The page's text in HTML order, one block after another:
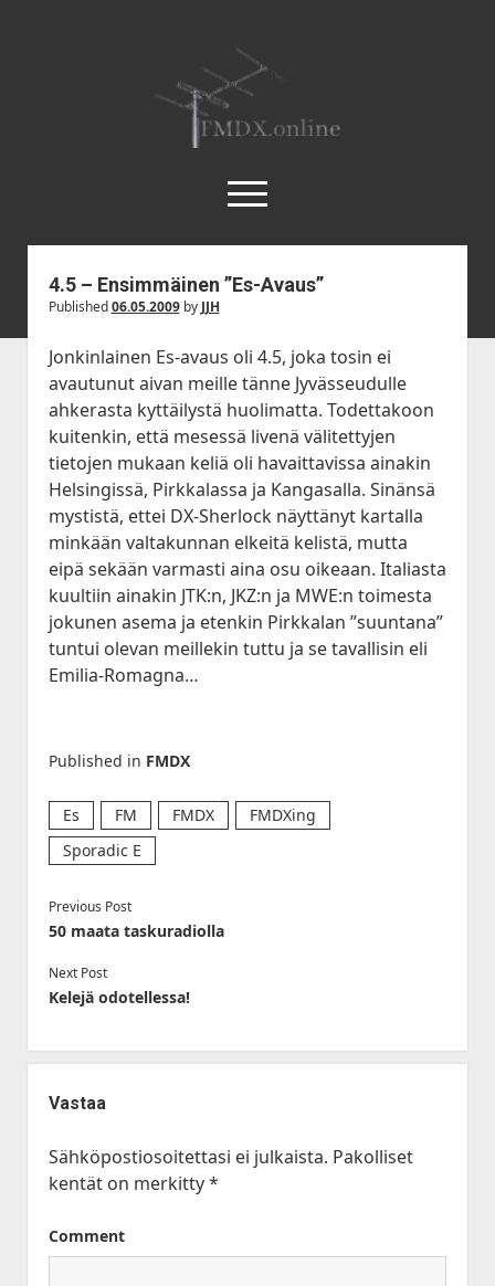
FMDX.online
open
twitterfacebookinstagramjanne@heinikangas.info
discordwhatsapp
Asemalistat
Kausikatsaukset
open
dropdown
menu
Kesä 2018
Kesä 2017
Kesä 2016
Kesä 2014
Kesä 2014 Pohjois-Suomi
Kesä 2013
Kesä 2009
Kesä 2005
Artikkelit
open
dropdown
menu
Körner 19.3 by Ismo Kauppi
Historia
Kesällä Korkeilla Laineilla
Tilastot
open
dropdown
menu
JVA DX-Sivu: LA 2017-2020
JVA DX-sivu: NA Etelä
Lokit
open
dropdown
menu
Vadelmakuja FM (last 365 days)
Bandscan Jyväskylä 2006-2025
Bandscan Heikkilänperä (JJH)
All Time NA-Logs by JJH
NDB Logs by JJH
Dacha FM (last 365 days)
Bandscan Dacha 2001-2025 (JMN)
OG6M FM (last 365 days)
Kilpailut
open
dropdown
menu
Radioaktiivisten Liiga
QSL-Kilpailu 2021
Kilometrirankki
Foorumi
Ota Yhteyttä
4.5 – Ensimmäinen ”Es-Avaus”
Published06.05.2009by JJH
Jonkinlainen Es-avaus oli 4.5, joka tosin ei
avautunut aivan meille tänne Jyvässeudulle
ahkerasta kyttäilystä huolimatta. Todettakoon
kuitenkin, että mesessä livenä välitettyjen
tietojen mukaan keliä oli havaittavissa ainakin
Helsingissä, Pirkkalassa ja Kangasalla. Sinänsä
mystistä, ettei DX-Sherlock näyttänyt kartalla
minkään valtakunnan elkeitä kelistä, mutta
eipä sekään varmasti aina osu oikeaan. Italiasta
kuultiin ainakin JTK:n, JKZ:n ja MWE:n toimesta
jokunen asema ja etenkin Pirkkalan ”suuntana”
tuntui olevan meillekin tuttu ja se tavallisin eli
Emilia-Romagna…
Published in FMDX
Es FM FMDX
FMDXing
Sporadic E
Previous Post
50 maata taskuradiolla
Next Post
Kelejä odotellessa!
Vastaa
Sähköpostiosoitettasi ei julkaista. Pakolliset
kentät on merkitty*
Comment